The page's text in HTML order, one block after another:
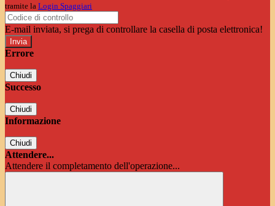
tramite la Login Spaggiari
E-mail inviata, si prega di controllare la casella di posta elettronica!
Errore
Chiudi
Successo
Chiudi
Informazione
Chiudi
Attendere...
Attendere il completamento dell'operazione...